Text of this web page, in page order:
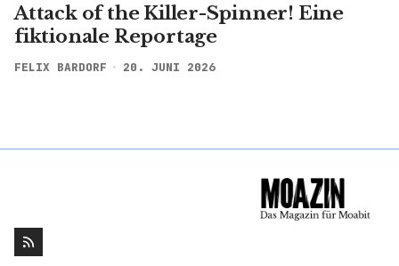
Attack of the Killer-Spinner! Eine
fiktionale Reportage
FELIX BARDORF 20. JUNI 2026